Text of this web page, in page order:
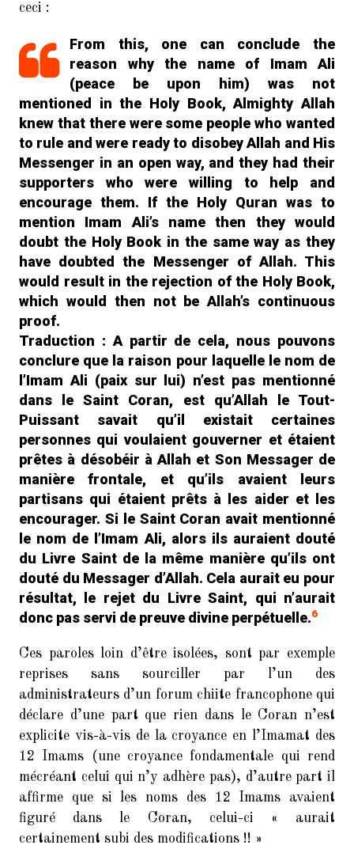
ceci :
From this, one can conclude the
reason why the name of Imam Ali
(peace be upon him) was not
mentioned in the Holy Book, Almighty Allah
knew that there were some people who wanted
to rule and were ready to disobey Allah and His
Messenger in an open way, and they had their
supporters who were willing to help and
encourage them. If the Holy Quran was to
mention Imam Ali’s name then they would
doubt the Holy Book in the same way as they
have doubted the Messenger of Allah. This
would result in the rejection of the Holy Book,
which would then not be Allah’s continuous
proof.
Traduction : A partir de cela, nous pouvons
conclure que la raison pour laquelle le nom de
l’Imam Ali (paix sur lui) n’est pas mentionné
dans le Saint Coran, est qu’Allah le Tout-
Puissant savait qu’il existait certaines
personnes qui voulaient gouverner et étaient
prêtes à désobéir à Allah et Son Messager de
manière frontale, et qu’ils avaient leurs
partisans qui étaient prêts à les aider et les
encourager. Si le Saint Coran avait mentionné
le nom de l’Imam Ali, alors ils auraient douté
du Livre Saint de la même manière qu’ils ont
douté du Messager d’Allah. Cela aurait eu pour
résultat, le rejet du Livre Saint, qui n’aurait
donc pas servi de preuve divine perpétuelle.6
Ces paroles loin d’être isolées, sont par exemple
reprises sans sourciller par l’un des
administrateurs d’un forum chiite francophone qui
déclare d’une part que rien dans le Coran n’est
explicite vis-à-vis de la croyance en l’Imamat des
12 Imams (une croyance fondamentale qui rend
mécréant celui qui n’y adhère pas), d’autre part il
affirme que si les noms des 12 Imams avaient
figuré dans le Coran, celui-ci « aurait
certainement subi des modifications !! »